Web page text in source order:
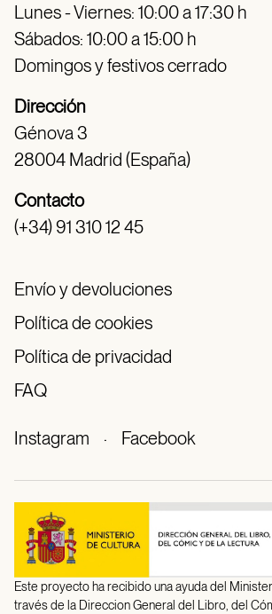
Lunes - Viernes: 10:00 a 17:30 h
Sábados: 10:00 a 15:00 h
Domingos y festivos cerrado
Dirección
Génova 3
28004 Madrid (España)
Contacto
(+34) 91 310 12 45
Envío y devoluciones
Política de cookies
Política de privacidad
FAQ
Instagram · Facebook
Este proyecto ha recibido una ayuda del
través de la Direccion General del Libro, del